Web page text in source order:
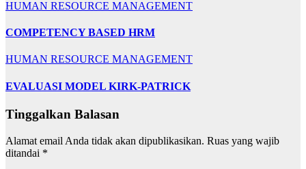
HUMAN RESOURCE MANAGEMENT
COMPETENCY BASED HRM
HUMAN RESOURCE MANAGEMENT
EVALUASI MODEL KIRK-PATRICK
Tinggalkan Balasan
Alamat email Anda tidak akan dipublikasikan. Ruas yang wajib
ditandai *